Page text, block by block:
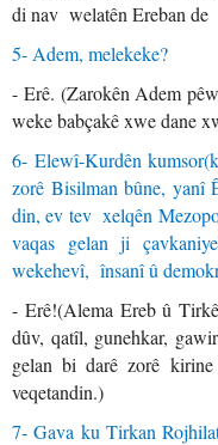
di nav welatên Ereban de
5- Adem, melekeke?
- Erê. (Zarokên Adem
weke babçakê xwe dane
6- Elewî-Kurdên
zorê Bisilman bûne, yanî
din, ev tev xelqên
vaqas gelan ji
wekehevî, însanî û
- Erê!(Alema Ereb û
dûv, qatîl, gunehkar,
gelan bi darê zorê
veqetandin.)
7- Gava ku Tirkan